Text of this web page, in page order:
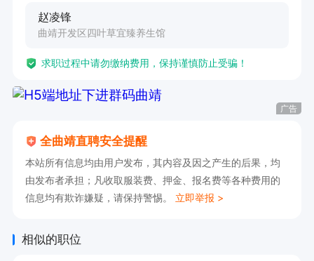
神。
工作时间：8:30-18:30    提供早餐和中餐   月休
四天
工作地址：可以就近选择
1、开发区盛元小区店
2、南江花园店
3、金曦苑店
赵凌锋
曲靖开发区四叶草宜臻养生馆
求职过程中请勿缴纳费用，保持谨慎防止受骗！
广告
全曲靖直聘安全提醒
本站所有信息均由用户发布，其内容及因之产生的后果，均
由发布者承担；凡收取服装费、押金、报名费等各种费用的
信息均有欺诈嫌疑，请保持警惕。 立即举报 >
相似的职位